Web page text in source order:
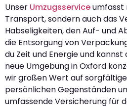
Unser Umzugsserviceumfasst
Transport, sondern auch das
Habseligkeiten, den Auf- und
die Entsorgung von
du Zeit und Energie und
neue Umgebung in Oxford
wir großen Wert auf
persönlichen Gegenständen
umfassende Versicherung für